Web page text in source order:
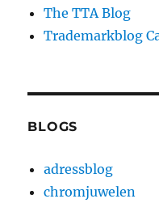
The TTA Blog
Trademarkblog
BLOGS
adressblog
chromjuwelen